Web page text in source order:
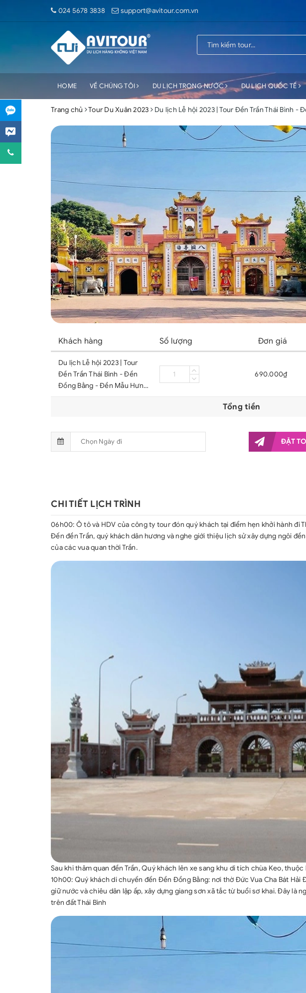
024 5678 3838 support@avitour.com.vn
HOME VỀ CHÚNG TÔI DU LỊCH TRONG NƯỚC DU LỊCH QUỐC TẾ
Trang chủ Tour Du Xuân 2023 Du lịch Lễ hội 2023 | Tour Đền Trần Thái Bình -
Khách hàng Số lượng Đơn giá
Du lịch Lễ hội 2023 | Tour
Đền Trần Thái Bình - Đền
Đồng Bằng - Đền Mẫu Hưng
690.000₫
Tổng tiền
ĐẶT
CHI TIẾT LỊCH TRÌNH
06h00: Ô tô và HDV của công ty tour đón quý khách tại điểm hẹn khởi hành đi
Đến đền Trần, quý khách dân hương và nghe giới thiệu lịch sử xây dựng ngôi
của các vua quan thời Trần.
Sau khi thăm quan đền Trần, Quý khách lên xe sang khu di tích chùa Keo, thuộc
10h00: Quý khách di chuyến đến Đền Đồng Bằng: nơi thờ Đức Vua Cha Bát
giữ nước và chiêu dân lập ấp, xây dựng giang sơn xã tắc từ buổi sơ khai. Đây là
trên đất Thái Bình